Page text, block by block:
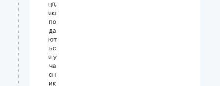
ції,
які
по
да
ют
ьс
я у
ча
сн
ик